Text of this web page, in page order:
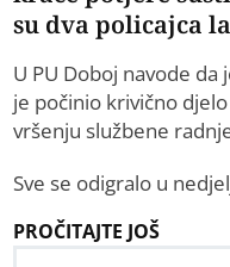
su dva policajca
U PU Doboj navode da
je počinio krivično
vršenju službene
Sve se odigralo u
PROČITAJTE JOŠ